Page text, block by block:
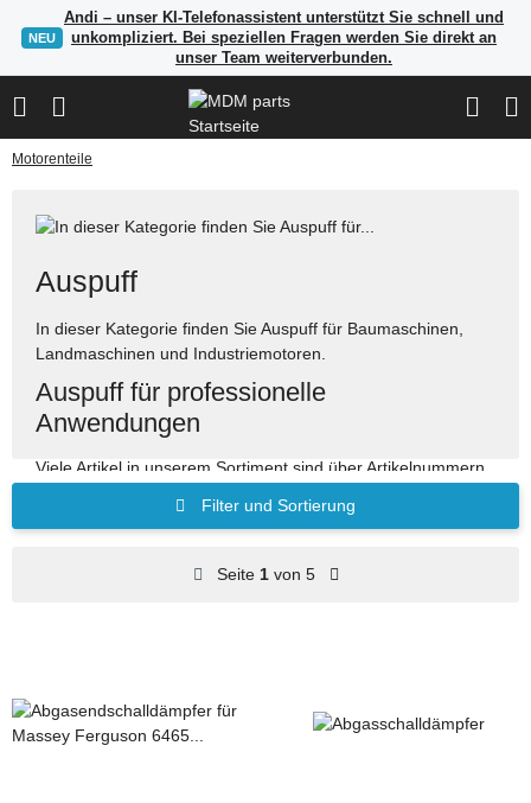
NEU
Andi – unser KI-Telefonassistent unterstützt Sie schnell und
unkompliziert. Bei speziellen Fragen werden Sie direkt an
unser Team weiterverbunden.
Motorenteile
Auspuff
In dieser Kategorie finden Sie Auspuff für Baumaschinen,
Landmaschinen und Industriemotoren.
Auspuff für professionelle
Anwendungen
Viele Artikel in unserem Sortiment sind über Artikelnummern,
Sie die Suche, um passende Ersatzteile schnell zu finden.
Suche über OEM-Referenzen und Vergleichsnummern
Filter und Sortierung
Seite 1von 5